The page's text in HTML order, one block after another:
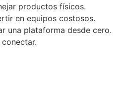
productos físicos.
en equipos costosos.
una plataforma desde cero.